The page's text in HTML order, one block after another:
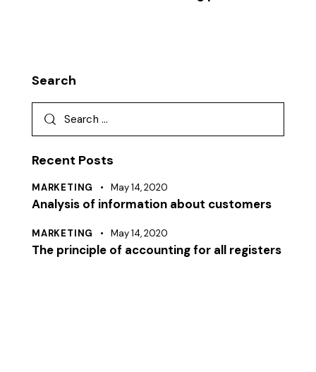
Search
Recent Posts
MARKETING May 14, 2020
Analysis of information about customers
MARKETING May 14, 2020
The principle of accounting for all registers